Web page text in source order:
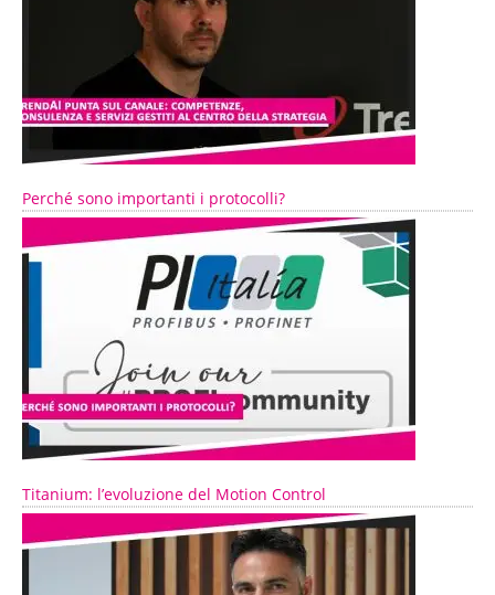
Perché sono importanti i protocolli?
Titanium: l’evoluzione del Motion Control